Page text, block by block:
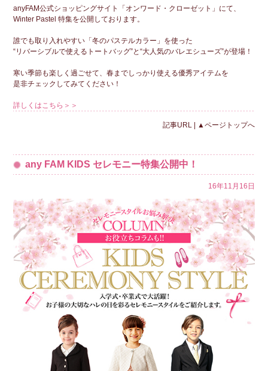
anyFAM公式ショッピングサイト「オンワード・クローゼット」にて、
Winter Pastel 特集を公開しております。
誰でも取り入れやすい「冬のパステルカラー」を使った
“リバーシブルで使えるトートバッグ”と“大人気のバレエシューズ”が登場！
寒い季節も楽しく過ごせて、春までしっかり使える優秀アイテムを
是非チェックしてみてください！
詳しくはこちら＞＞
記事URL| ▲ページトップへ
any FAM KIDS セレモニー特集公開中！
16年11月16日